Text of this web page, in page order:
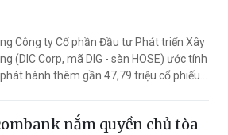
Công ty Cổ phần Đầu tư Phát triển Xây
(DIC Corp, mã DIG - sàn HOSE) ước tính
hành thêm gần 47,79 triệu cổ phiếu
nắm quyền chủ tòa